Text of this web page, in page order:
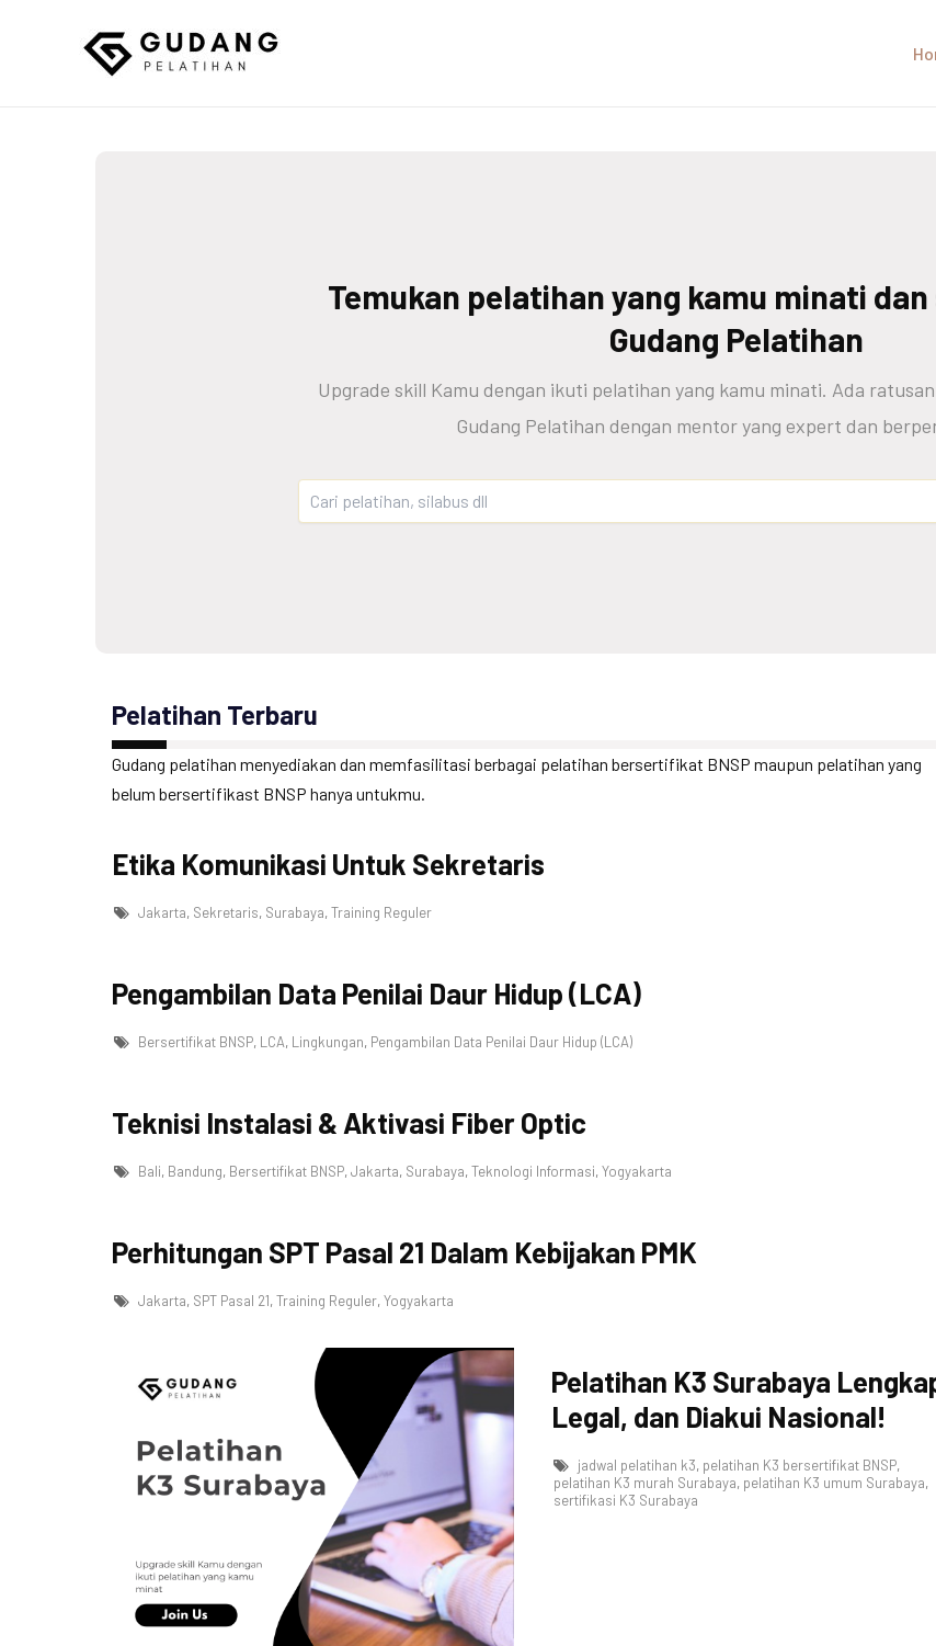
Temukan pelatihan yang kamu minati
Gudang Pelatihan
Upgrade skill Kamu dengan ikuti pelatihan yang kamu minati. Ada
Gudang Pelatihan dengan mentor yang expert dan
Search
Pelatihan Terbaru
Gudang pelatihan menyediakan dan memfasilitasi berbagai pelatihan bersertifikat BNSP maupun pelatihan yang
belum bersertifikast BNSP hanya untukmu.
Etika Komunikasi Untuk Sekretaris
Jakarta, Sekretaris, Surabaya,Training Reguler
Pengambilan Data Penilai Daur Hidup (LCA)
Bersertifikat BNSP, LCA, Lingkungan, Pengambilan Data Penilai Daur Hidup (LCA)
Teknisi Instalasi & Aktivasi Fiber Optic
Bali, Bandung, Bersertifikat BNSP,Jakarta, Surabaya,Teknologi Informasi,Yogyakarta
Perhitungan SPT Pasal 21 Dalam Kebijakan PMK
Jakarta, SPT Pasal 21,Training Reguler,Yogyakarta
Pelatihan K3 Surabaya
Legal, dan Diakui Nasional!
jadwal pelatihan k3, pelatihan K3 bersertifikat BNSP,
pelatihan K3 murah Surabaya, pelatihan K3 umum Surabaya,
sertifikasi K3 Surabaya